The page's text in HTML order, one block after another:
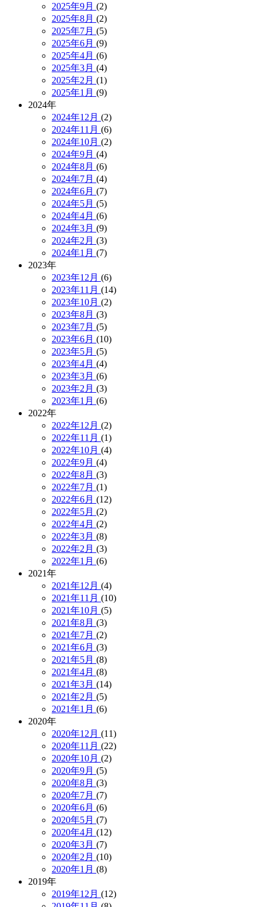
2025年9月 (2)
2025年8月 (2)
2025年7月 (5)
2025年6月 (9)
2025年4月 (6)
2025年3月 (4)
2025年2月 (1)
2025年1月 (9)
2024年
2024年12月 (2)
2024年11月 (6)
2024年10月 (2)
2024年9月 (4)
2024年8月 (6)
2024年7月 (4)
2024年6月 (7)
2024年5月 (5)
2024年4月 (6)
2024年3月 (9)
2024年2月 (3)
2024年1月 (7)
2023年
2023年12月 (6)
2023年11月 (14)
2023年10月 (2)
2023年8月 (3)
2023年7月 (5)
2023年6月 (10)
2023年5月 (5)
2023年4月 (4)
2023年3月 (6)
2023年2月 (3)
2023年1月 (6)
2022年
2022年12月 (2)
2022年11月 (1)
2022年10月 (4)
2022年9月 (4)
2022年8月 (3)
2022年7月 (1)
2022年6月 (12)
2022年5月 (2)
2022年4月 (2)
2022年3月 (8)
2022年2月 (3)
2022年1月 (6)
2021年
2021年12月 (4)
2021年11月 (10)
2021年10月 (5)
2021年8月 (3)
2021年7月 (2)
2021年6月 (3)
2021年5月 (8)
2021年4月 (8)
2021年3月 (14)
2021年2月 (5)
2021年1月 (6)
2020年
2020年12月 (11)
2020年11月 (22)
2020年10月 (2)
2020年9月 (5)
2020年8月 (3)
2020年7月 (7)
2020年6月 (6)
2020年5月 (7)
2020年4月 (12)
2020年3月 (7)
2020年2月 (10)
2020年1月 (8)
2019年
2019年12月 (12)